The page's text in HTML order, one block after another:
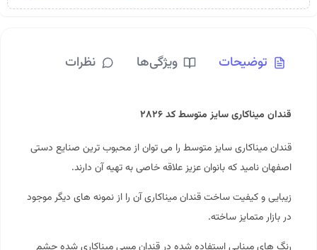
توضیحات ویژگی‌ها نظرات
قندان میناکاری سایز متوسط کد ۲۸۲۶
قندان میناکاری سایز متوسط را می توان از محبوب ترین صنایع دستی
اصفهان نامید که بانوان عزیز علاقه خاصی به تهیه آن دارند.
زیبایی و کیفیت ساخت قندان میناکاری آن را از نمونه های دیگر موجود
در بازار متمایز ساخته.